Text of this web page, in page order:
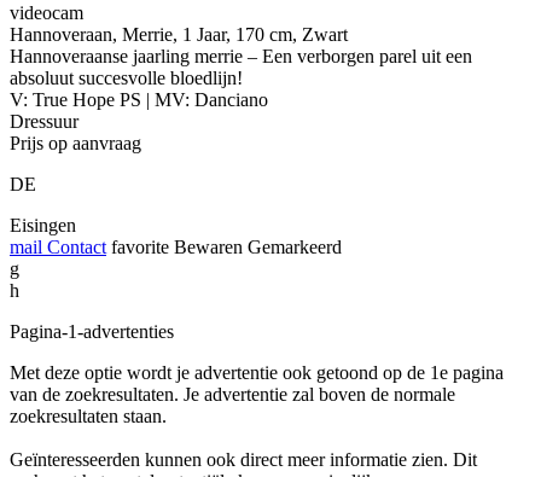
videocam
Hannoveraan, Merrie, 1 Jaar, 170 cm, Zwart
Hannoveraanse jaarling merrie – Een verborgen parel uit een
absoluut succesvolle bloedlijn!
V: True Hope PS | MV: Danciano
Dressuur
Prijs op aanvraag
DE
Eisingen
mail Contact favorite Bewaren Gemarkeerd
g
h
Pagina-1-advertenties
Met deze optie wordt je advertentie ook getoond op de 1e pagina
van de zoekresultaten. Je advertentie zal boven de normale
zoekresultaten staan.
Geïnteresseerden kunnen ook direct meer informatie zien. Dit